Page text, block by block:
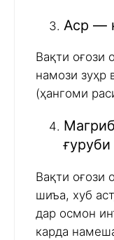
Аср —
Вақти оғози
намози зуҳр
(ҳангоми
Вақти оғози
шиъа, хуб
дар осмон
карда